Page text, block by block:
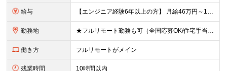
給与 【エンジニア経験6年以上の方】 月給46万円～100万円（固定残業代含む） ※上記月給には月30時間分の固定残業代（月8万7,400円～月19万円）を含む。超過分は全額支給。 【エンジニア経験4年以
勤務地 ★フルリモート勤務も可（全国応募OK/住宅手当を支給します） ※案件によって常駐が必要になる場合があります。 ※希望がない限り、転勤はありません ※U・Iターン歓迎 ★ルトラの社員は全国各地で活躍中
働き方 フルリモートがメイン
残業時間 10時間以内